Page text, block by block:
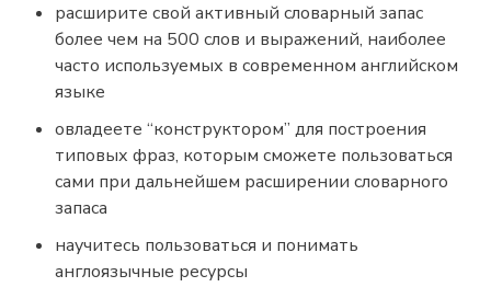
расширите свой активный словарный запас
более чем на 500 слов и выражений, наиболее
часто используемых в современном английском
языке
овладеете “конструктором” для построения
типовых фраз, которым сможете пользоваться
сами при дальнейшем расширении словарного
запаса
научитесь пользоваться и понимать
англоязычные ресурсы